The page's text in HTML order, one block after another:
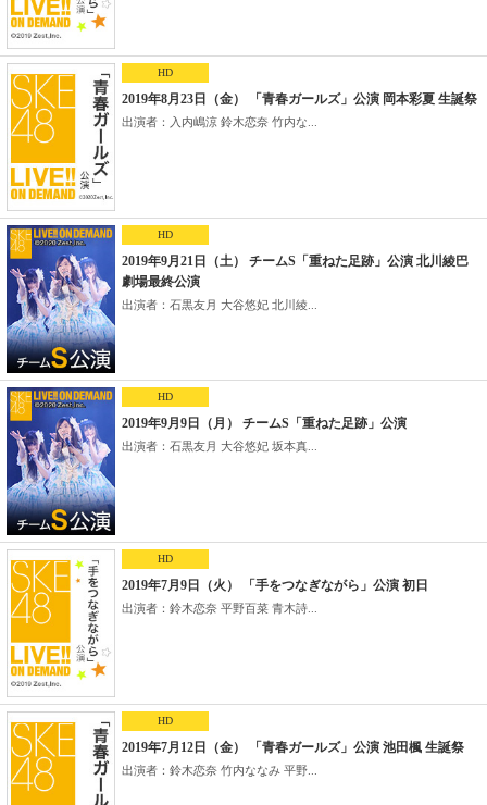
HD
2019年8月23日（金） 「青春ガールズ」公演 岡本彩夏 生誕祭
出演者：入内嶋涼 鈴木恋奈 竹内な...
HD
2019年9月21日（土） チームS「重ねた足跡」公演 北川綾巴
劇場最終公演
出演者：石黒友月 大谷悠妃 北川綾...
HD
2019年9月9日（月） チームS「重ねた足跡」公演
出演者：石黒友月 大谷悠妃 坂本真...
HD
2019年7月9日（火） 「手をつなぎながら」公演 初日
出演者：鈴木恋奈 平野百菜 青木詩...
HD
2019年7月12日（金） 「青春ガールズ」公演 池田楓 生誕祭
出演者：鈴木恋奈 竹内ななみ 平野...